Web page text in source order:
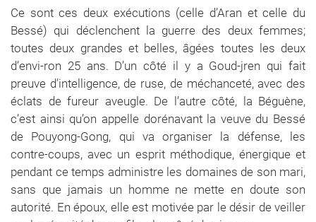
Ce sont ces deux exécutions (celle d’Aran et celle du
Bessé) qui déclenchent la guerre des deux femmes;
toutes deux grandes et belles, âgées toutes les deux
d’envi-ron 25 ans. D’un côté il y a Goud-jren qui fait
preuve d’intelligence, de ruse, de méchanceté, avec des
éclats de fureur aveugle. De l’autre côté, la Béguène,
c’est ainsi qu’on appelle dorénavant la veuve du Bessé
de Pouyong-Gong, qui va organiser la défense, les
contre-coups, avec un esprit méthodique, énergique et
pendant ce temps administre les domaines de son mari,
sans que jamais un homme ne mette en doute son
autorité. En époux, elle est motivée par le désir de veiller